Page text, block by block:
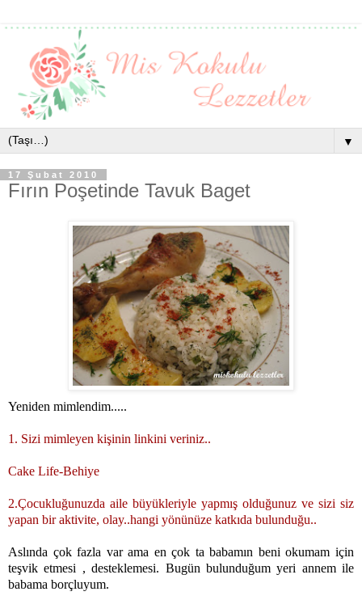
▼
17 Şubat 2010
Fırın Poşetinde Tavuk Baget
Yeniden mimlendim.....
1. Sizi mimleyen kişinin linkini veriniz..
Cake Life-Behiye
2.Çocukluğunuzda aile büyükleriyle yapmış olduğunuz ve sizi siz
yapan bir aktivite, olay..hangi yönünüze katkıda bulunduğu..
Aslında çok fazla var ama en çok ta babamın beni okumam için
teşvik etmesi , desteklemesi. Bugün bulunduğum yeri annem ile
babama borçluyum.